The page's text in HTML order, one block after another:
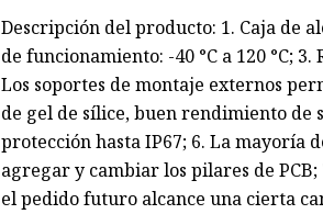
Descripción del producto: 1. Caja de
de funcionamiento: -40 °C a 120 °C;
Los soportes de montaje externos
de gel de sílice, buen rendimiento
protección hasta IP67; 6. La mayoría
agregar y cambiar los pilares de
el pedido futuro alcance una cierta